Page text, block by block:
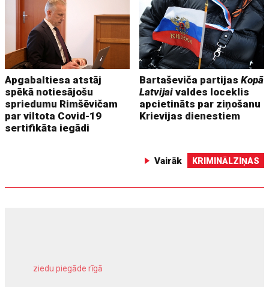
Apgabaltiesa atstāj
spēkā notiesājošu
spriedumu Rimšēvičam
par viltota Covid-19
sertifikāta iegādi
Bartaševiča partijasKopā
Latvijai valdes loceklis
apcietināts par ziņošanu
Krievijas dienestiem
Vairāk KRIMINĀLZIŅAS
ziedu piegāde rīgā